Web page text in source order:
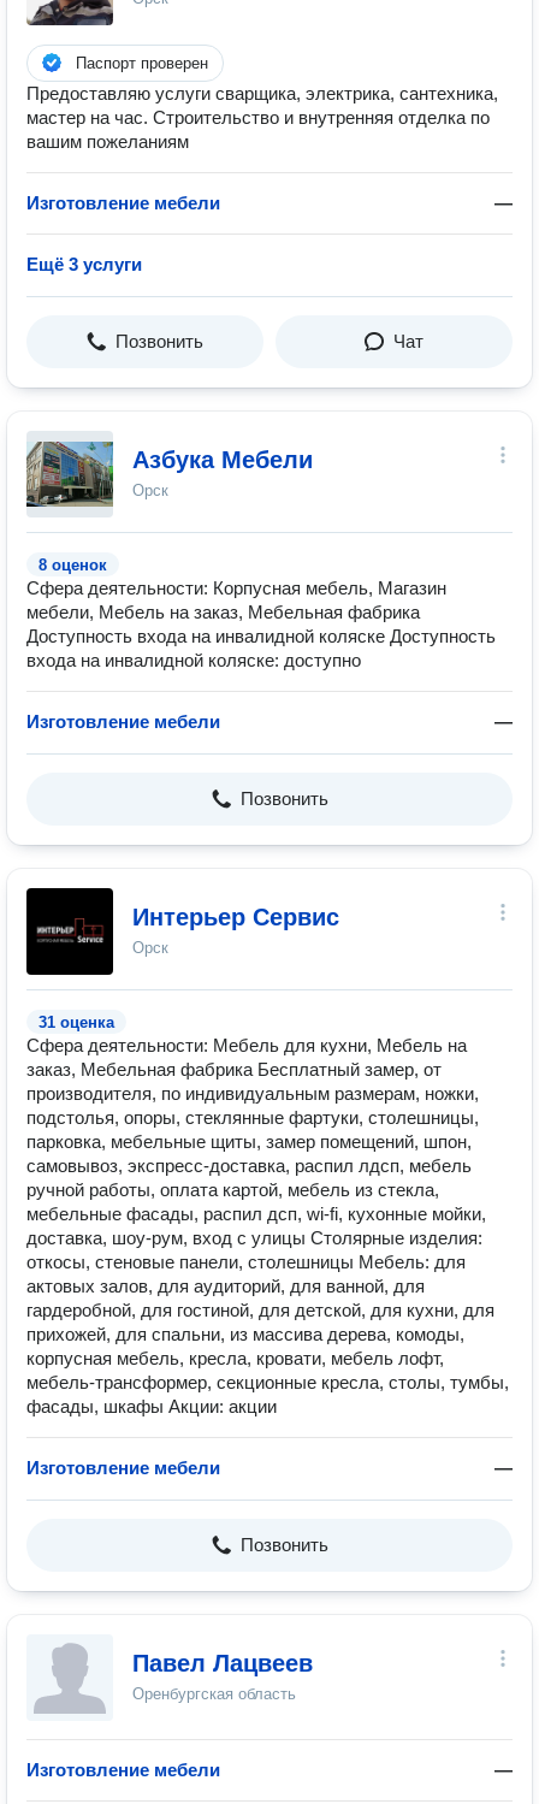
Паспорт проверен
Предоставляю услуги сварщика, электрика, сантехника,
мастер на час. Строительство и внутренняя отделка по
вашим пожеланиям
Изготовление мебели —
Ещё 3 услуги
Позвонить Чат
Азбука Мебели
Орск
8 оценок
Сфера деятельности: Корпусная мебель, Магазин
мебели, Мебель на заказ, Мебельная фабрика
Доступность входа на инвалидной коляске Доступность
входа на инвалидной коляске: доступно
Изготовление мебели —
Позвонить
Интерьер Сервис
Орск
31 оценка
Сфера деятельности: Мебель для кухни, Мебель на
заказ, Мебельная фабрика Бесплатный замер, от
производителя, по индивидуальным размерам, ножки,
подстолья, опоры, стеклянные фартуки, столешницы,
парковка, мебельные щиты, замер помещений, шпон,
самовывоз, экспресс-доставка, распил лдсп, мебель
ручной работы, оплата картой, мебель из стекла,
мебельные фасады, распил дсп, wi-fi, кухонные мойки,
доставка, шоу-рум, вход с улицы Столярные изделия:
откосы, стеновые панели, столешницы Мебель: для
актовых залов, для аудиторий, для ванной, для
гардеробной, для гостиной, для детской, для кухни, для
прихожей, для спальни, из массива дерева, комоды,
корпусная мебель, кресла, кровати, мебель лофт,
мебель-трансформер, секционные кресла, столы, тумбы,
фасады, шкафы Акции: акции
Изготовление мебели —
Позвонить
Павел Лацвеев
Оренбургская область
Изготовление мебели —